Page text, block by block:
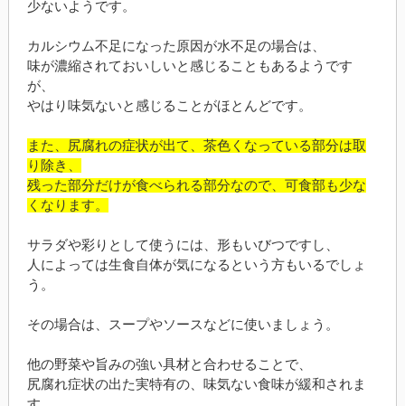
少ないようです。
カルシウム不足になった原因が水不足の場合は、
味が濃縮されておいしいと感じることもあるようです
が、
やはり味気ないと感じることがほとんどです。
また、尻腐れの症状が出て、茶色くなっている部分は取
り除き、
残った部分だけが食べられる部分なので、可食部も少な
くなります。
サラダや彩りとして使うには、形もいびつですし、
人によっては生食自体が気になるという方もいるでしょ
う。
その場合は、スープやソースなどに使いましょう。
他の野菜や旨みの強い具材と合わせることで、
尻腐れ症状の出た実特有の、味気ない食味が緩和されま